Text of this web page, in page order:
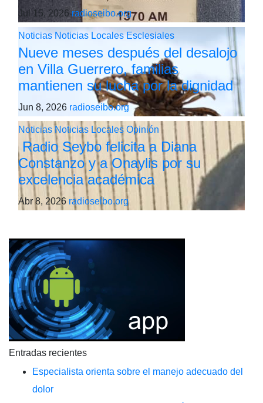
Jul 15, 2026radioseibo.org
Noticias Noticias Locales Esclesiales
Nueve meses después del desalojo
en Villa Guerrero, familias
mantienen su lucha por la dignidad
Jun 8, 2026 radioseibo.org
Noticias Noticias Locales Opinión
Radio Seybo felicita a Diana
Constanzo y a Onaylis por su
excelencia académica
Abr 8, 2026 radioseibo.org
Entradas recientes
Especialista orienta sobre el manejo adecuado del
dolor